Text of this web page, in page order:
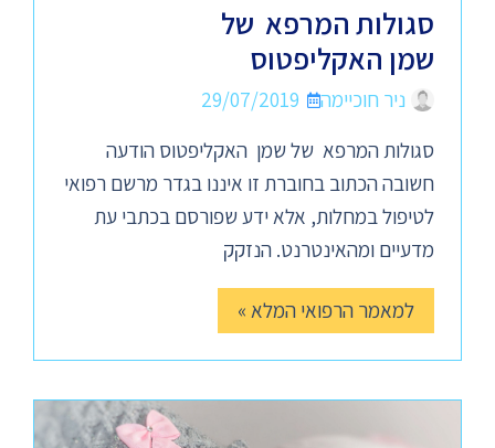
סגולות המרפא של
שמן האקליפטוס
ניר חוכיימה
29/07/2019
סגולות המרפא של שמן האקליפטוס הודעה
חשובה הכתוב בחוברת זו איננו בגדר מרשם רפואי
לטיפול במחלות, אלא ידע שפורסם בכתבי עת
מדעיים ומהאינטרנט. הנזקק
למאמר הרפואי המלא »